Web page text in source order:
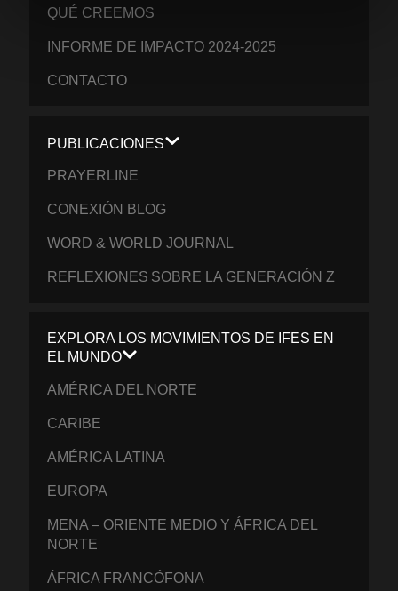
QUÉ CREEMOS
INFORME DE IMPACTO 2024-2025
CONTACTO
PUBLICACIONES
PRAYERLINE
CONEXIÓN BLOG
WORD & WORLD JOURNAL
REFLEXIONES SOBRE LA GENERACIÓN Z
EXPLORA LOS MOVIMIENTOS DE IFES EN
EL MUNDO
AMÉRICA DEL NORTE
CARIBE
AMÉRICA LATINA
EUROPA
MENA – ORIENTE MEDIO Y ÁFRICA DEL
NORTE
ÁFRICA FRANCÓFONA